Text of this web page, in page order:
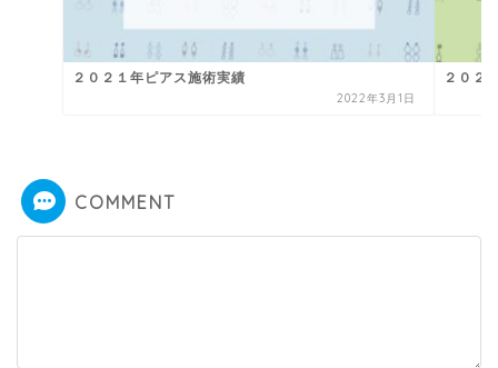
２０２１年ピアス施術実績
2022年3月1日
２０２
COMMENT